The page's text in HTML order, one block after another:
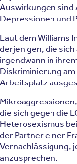
Auswirkungen
Depressionen und
Laut dem Williams
derjenigen, die sich
irgendwann in
Diskriminierung
Arbeitsplatz
die sich gegen die
Heterosexismus
der Partner einer
Vernachlässigung,
anzusprechen.